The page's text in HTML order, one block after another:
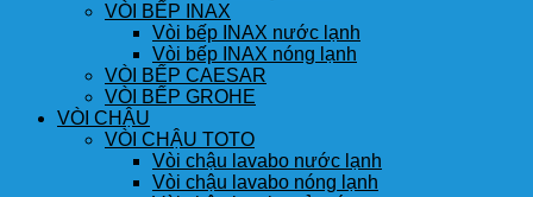
VÒI BẾP INAX
Vòi bếp INAX nước lạnh
Vòi bếp INAX nóng lạnh
VÒI BẾP CAESAR
VÒI BẾP GROHE
VÒI CHẬU
VÒI CHẬU TOTO
Vòi chậu lavabo nước lạnh
Vòi chậu lavabo nóng lạnh